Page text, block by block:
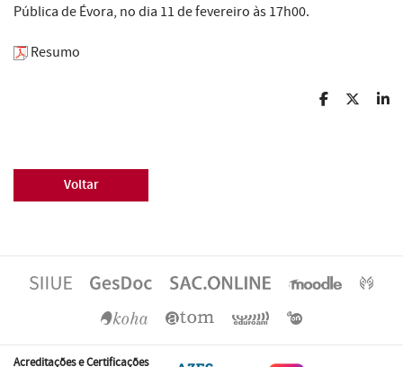
Pública de Évora, no dia 11 de fevereiro às 17h00.
Resumo
Voltar
Acreditações e Certificações